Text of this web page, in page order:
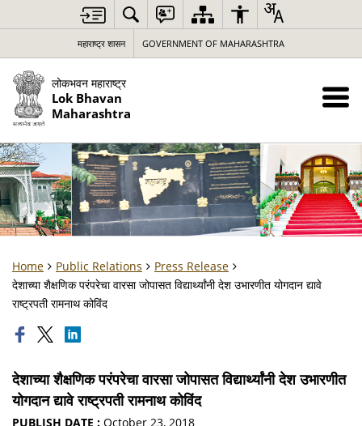
महाराष्ट्र शासन GOVERNMENT OF MAHARASHTRA
लोकभवन महाराष्ट्र
Lok Bhavan
Maharashtra
Home Public Relations
Press Release
देशाच्या शैक्षणिक परंपरेचा वारसा जोपासत विद्यार्थ्यांनी देश उभारणीत योगदान द्यावे
राष्ट्रपती रामनाथ कोविंद
देशाच्या शैक्षणिक परंपरेचा वारसा जोपासत विद्यार्थ्यांनी देश उभारणीत
योगदान द्यावे राष्ट्रपती रामनाथ कोविंद
PUBLISH DATE : October 23, 2018